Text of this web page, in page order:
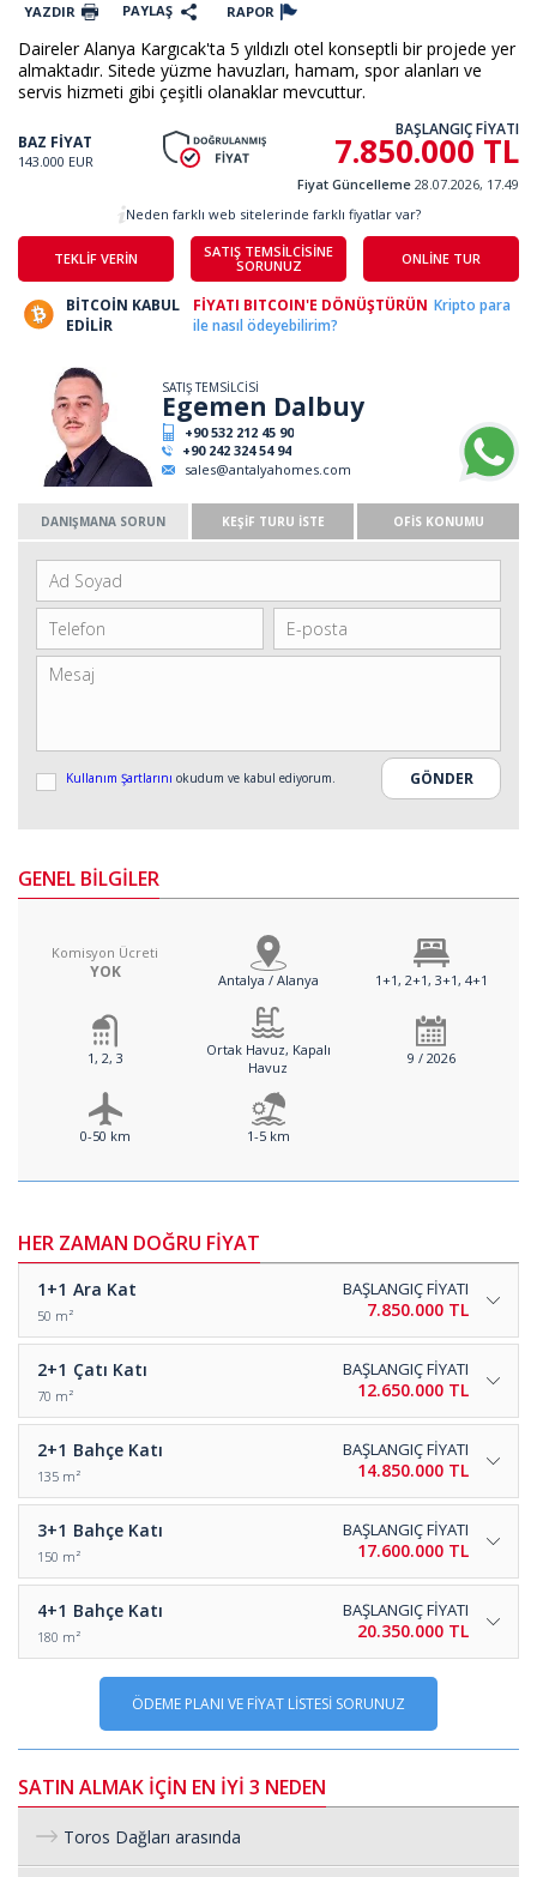
YAZDIR PAYLAŞ RAPOR
Daireler Alanya Kargıcak'ta 5 yıldızlı otel konseptli bir projede yer
almaktadır. Sitede yüzme havuzları, hamam, spor alanları ve
servis hizmeti gibi çeşitli olanaklar mevcuttur.
BAZ FİYAT
143.000 EUR
BAŞLANGIÇ FİYATI
7.850.000 TL
Fiyat Güncelleme 28.07.2026, 17.49
TEKLİF VERİN
SATIŞ TEMSİLCİSİNE
SORUNUZ
ONLİNE TUR
Neden farklı web sitelerinde farklı fiyatlar var?
BİTCOİN KABUL
EDİLİR
FİYATI BITCOIN'E DÖNÜŞTÜRÜN Kripto para
ile nasıl ödeyebilirim?
SATIŞ TEMSİLCİSİ
Egemen Dalbuy
+90 532 212 45 90
+90 242 324 54 94
sales@antalyahomes.com
DANIŞMANA SORUN KEŞİF TURU İSTE OFİS KONUMU
Kullanım Şartlarını okudum ve kabul ediyorum.
GENEL BİLGİLER
Komisyon Ücreti
YOK Antalya / Alanya 1+1, 2+1, 3+1, 4+1
1, 2, 3
Ortak Havuz, Kapalı
Havuz
9 / 2026
0-50 km 1-5 km
HER ZAMAN DOĞRU FİYAT
1+1 Ara Kat
50 m²
BAŞLANGIÇ FİYATI
7.850.000 TL
2+1 Çatı Katı
70 m²
BAŞLANGIÇ FİYATI
12.650.000 TL
2+1 Bahçe Katı
135 m²
BAŞLANGIÇ FİYATI
14.850.000 TL
3+1 Bahçe Katı
150 m²
BAŞLANGIÇ FİYATI
17.600.000 TL
4+1 Bahçe Katı
180 m²
BAŞLANGIÇ FİYATI
20.350.000 TL
ÖDEME PLANI VE FİYAT LİSTESİ SORUNUZ
SATIN ALMAK İÇİN EN İYİ 3 NEDEN
Toros Dağları arasında